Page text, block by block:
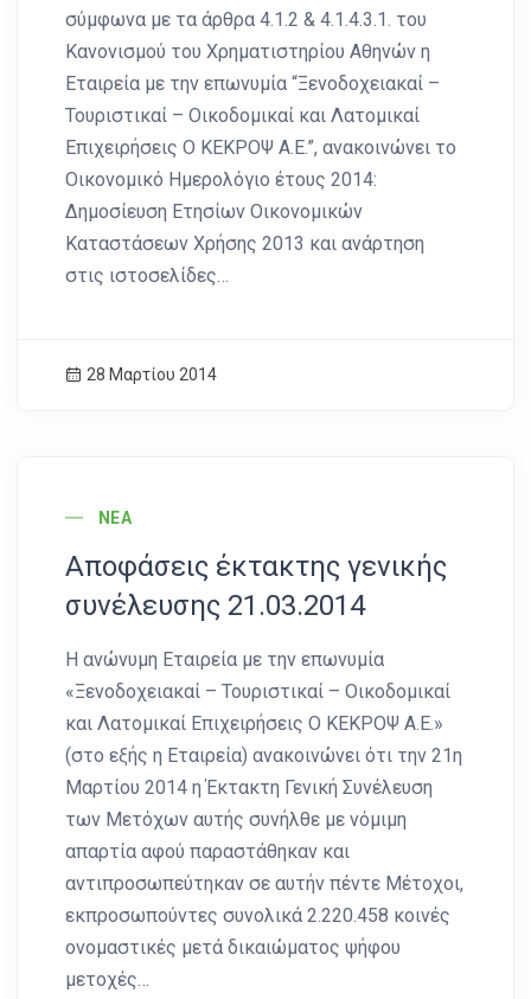
σύμφωνα με τα άρθρα 4.1.2 & 4.1.4.3.1. του
Κανονισμού του Χρηματιστηρίου Αθηνών η
Εταιρεία με την επωνυμία “Ξενοδοχειακαί –
Τουριστικαί – Οικοδομικαί και Λατομικαί
Επιχειρήσεις Ο ΚΕΚΡΟΨ Α.Ε.”, ανακοινώνει το
Οικονομικό Ημερολόγιο έτους 2014:
Δημοσίευση Ετησίων Οικονομικών
Καταστάσεων Χρήσης 2013 και ανάρτηση
στις ιστοσελίδες…
28 Μαρτίου 2014
ΝΈΑ
Αποφάσεις έκτακτης γενικής
συνέλευσης 21.03.2014
Η ανώνυμη Εταιρεία με την επωνυμία
«Ξενοδοχειακαί – Τουριστικαί – Οικοδομικαί
και Λατομικαί Επιχειρήσεις Ο ΚΕΚΡΟΨ Α.Ε.»
(στο εξής η Εταιρεία) ανακοινώνει ότι την 21η
Μαρτίου 2014 η Έκτακτη Γενική Συνέλευση
των Μετόχων αυτής συνήλθε με νόμιμη
απαρτία αφού παραστάθηκαν και
αντιπροσωπεύτηκαν σε αυτήν πέντε Μέτοχοι,
εκπροσωπούντες συνολικά 2.220.458 κοινές
ονομαστικές μετά δικαιώματος ψήφου
μετοχές…